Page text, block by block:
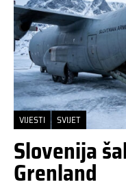
VIJESTI SVIJET
Slovenija
Grenland